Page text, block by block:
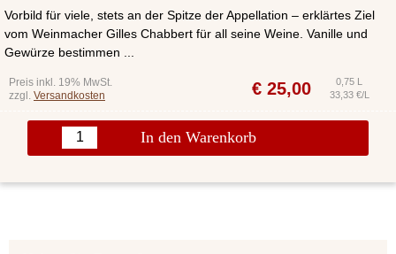
Vorbild für viele, stets an der Spitze der Appellation – erklärtes Ziel
vom Weinmacher Gilles Chabbert für all seine Weine. Vanille und
Gewürze bestimmen ...
Preis inkl. 19% MwSt.
zzgl. Versandkosten € 25,00
0,75 L
33,33 €/L
In den Warenkorb